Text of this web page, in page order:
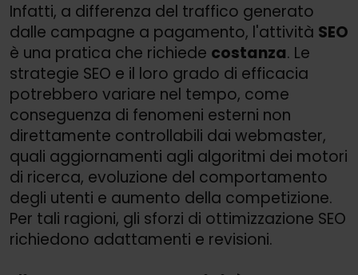
Infatti, a differenza del traffico generato
dalle campagne a pagamento, l'attività SEO
è una pratica che richiede costanza. Le
strategie SEO e il loro grado di efficacia
potrebbero variare nel tempo, come
conseguenza di fenomeni esterni non
direttamente controllabili dai webmaster,
quali aggiornamenti agli algoritmi dei motori
di ricerca, evoluzione del comportamento
degli utenti e aumento della competizione.
Per tali ragioni, gli sforzi di ottimizzazione SEO
richiedono adattamenti e revisioni.